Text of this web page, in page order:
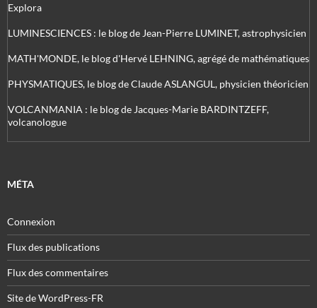
Explora
LUMINESCIENCES : le blog de Jean-Pierre LUMINET, astrophysicien
MATH'MONDE, le blog d'Hervé LEHNING, agrégé de mathématiques
PHYSMATIQUES, le blog de Claude ASLANGUL, physicien théoricien
VOLCANMANIA : le blog de Jacques-Marie BARDINTZEFF,
volcanologue
MÉTA
Connexion
Flux des publications
Flux des commentaires
Site de WordPress-FR